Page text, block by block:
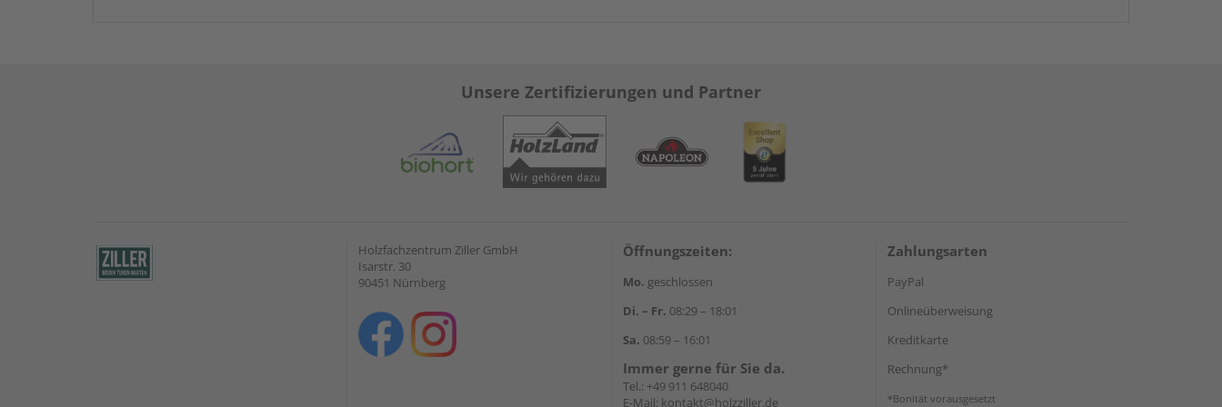
Unsere Zertifizierungen und Partner
Holzfachzentrum Ziller GmbH
Isarstr. 30
90451 Nürnberg
Öffnungszeiten:
Mo. geschlossen
Di. – Fr. 08:29 – 18:01
Sa. 08:59 – 16:01
Immer gerne für Sie da.
Tel.: +49 911 648040
E-Mail: kontakt@holzziller.de
Zahlungsarten
PayPal
Onlineüberweisung
Kreditkarte
Rechnung*
*Bonität vorausgesetzt